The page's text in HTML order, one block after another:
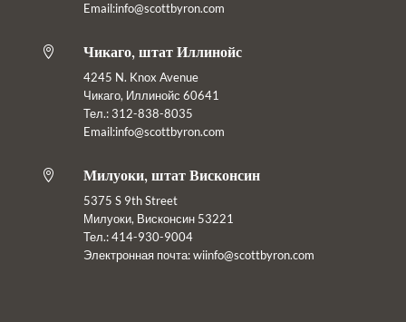
Email:info@scottbyron.com
 Чикаго, штат Иллинойс
4245 N. Knox Avenue
Чикаго, Иллинойс 60641
Тел.: 312-838-8035
Email:info@scottbyron.com
 Милуоки, штат Висконсин
5375 S 9th Street
Милуоки, Висконсин 53221
Тел.: 414-930-9004
Электронная почта:wiinfo@scottbyron.com